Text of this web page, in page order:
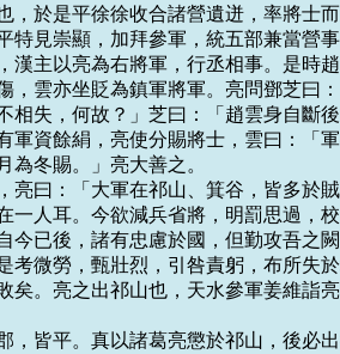
，於是平徐徐收合諸營遺迸，率將士
特見崇顯，加拜參軍，統五部兼當營
漢主以亮為右將軍，行丞相事。是時
，雲亦坐貶為鎮軍將軍。亮問鄧芝曰
相失，何故？」芝曰：「趙雲身自斷
軍資餘絹，亮使分賜將士，雲曰：「
為冬賜。」亮大善之。
，亮曰：「大軍在祁山、箕谷，皆多於
一人耳。今欲減兵省將，明罰思過，
今已後，諸有忠慮於國，但勤攻吾之
考微勞，甄壯烈，引咎責躬，布所失
矣。亮之出祁山也，天水參軍姜維詣
郡，皆平。真以諸葛亮懲於祁山，後必